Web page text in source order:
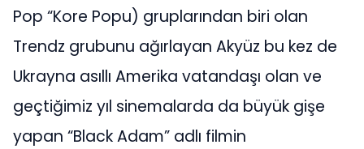
Pop “Kore Popu) gruplarından biri olan
Trendz grubunu ağırlayan Akyüz bu kez de
Ukrayna asıllı Amerika vatandaşı olan ve
geçtiğimiz yıl sinemalarda da büyük gişe
yapan “Black Adam” adlı filmin